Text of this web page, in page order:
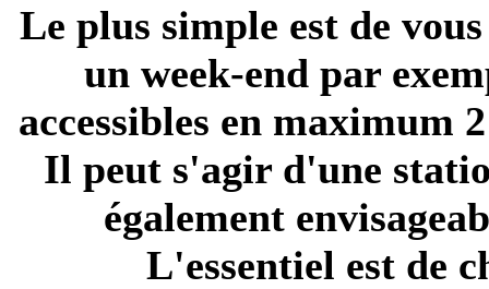
Le plus simple est de
un week-end par
accessibles en maximum
Il peut s'agir d'une
également
L'essentiel est de